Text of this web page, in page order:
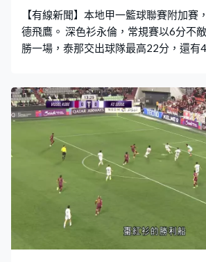
【有線新聞】本地甲一籃球聯賽附加賽
德飛鷹。 深色衫永倫，常規賽以6分不
勝一場，泰那交出球隊最高22分，還有
19籃板。永倫都贏93比74，季後賽4強
東方34分大勝晉龍，開賽就打出8比0
楊博文單手封阻，激勵士氣。東方由頭
最高31分，贏91比57，會與南華爭入